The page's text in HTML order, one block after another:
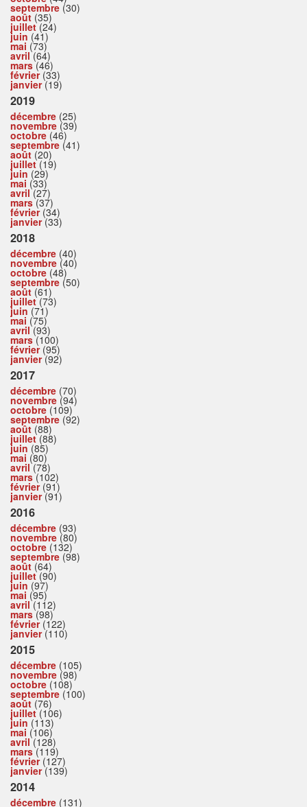
septembre (30)
août (35)
juillet(24)
juin (41)
mai (73)
avril(64)
mars(46)
février(33)
janvier(19)
2019
décembre (25)
novembre (39)
octobre (46)
septembre (41)
août (20)
juillet(19)
juin (29)
mai (33)
avril(27)
mars(37)
février(34)
janvier(33)
2018
décembre (40)
novembre (40)
octobre (48)
septembre (50)
août (61)
juillet(73)
juin (71)
mai (75)
avril(93)
mars(100)
février(95)
janvier(92)
2017
décembre (70)
novembre (94)
octobre (109)
septembre (92)
août (88)
juillet(88)
juin (85)
mai (80)
avril(78)
mars(102)
février(91)
janvier(91)
2016
décembre (93)
novembre (80)
octobre (132)
septembre (98)
août (64)
juillet(90)
juin (97)
mai (95)
avril(112)
mars(98)
février(122)
janvier(110)
2015
décembre (105)
novembre (98)
octobre (108)
septembre (100)
août (76)
juillet(106)
juin (113)
mai (106)
avril(128)
mars(119)
février(127)
janvier(139)
2014
décembre (131)